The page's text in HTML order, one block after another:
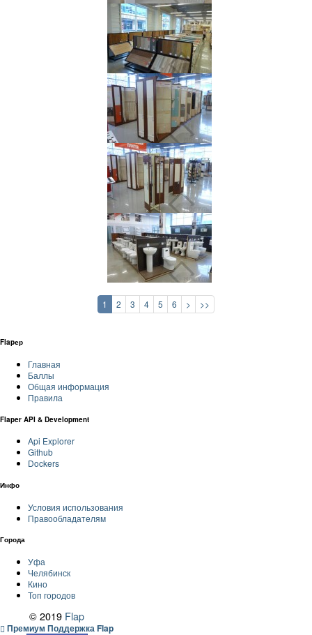
1 2 3 4 5 6 > >>
Flapер
Главная
Баллы
Общая информация
Правила
Flaper API & Development
Api Explorer
Github
Dockers
Инфо
Условия использования
Правообладателям
Города
Уфа
Челябинск
Кино
Топ городов
© 2019 Flap
Премиум Поддержка Flap